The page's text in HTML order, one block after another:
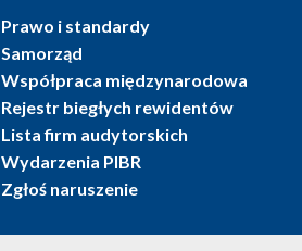
Prawo i standardy
Samorząd
Współpraca międzynarodowa
Rejestr biegłych rewidentów
Lista firm audytorskich
Wydarzenia PIBR
Zgłoś naruszenie